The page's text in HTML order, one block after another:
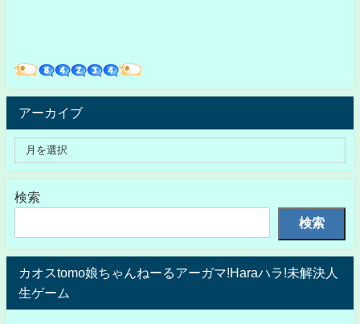
アーカイブ
検索
検索
カオスtomo娘ちゃんねーるアーガマ!Haraハラ!未解決人
生ゲーム